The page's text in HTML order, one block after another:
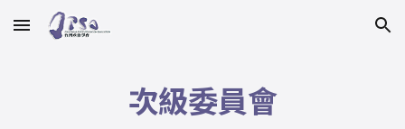
Skip to main content Skip to navigation
次級委員會